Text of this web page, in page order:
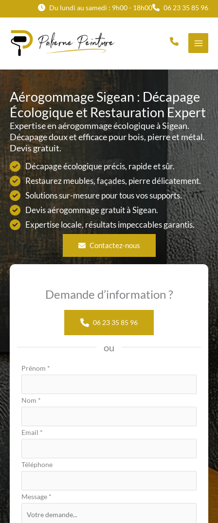
au
contenu
Du lundi au samedi : 9h00 - 18h00 06 23 35 85 96
Aérogommage Sigean : Décapage
Écologique et Restauration Expert
Expertise en aérogommage écologique à Sigean.
Décapage doux et efficace pour bois, pierre et métal.
Devis gratuit.
Décapage écologique précis, rapide et sûr.
Restaurez meubles, façades, pierre délicatement.
Solutions sur-mesure pour tous vos supports.
Devis aérogommage gratuit à Sigean.
Expertise locale, résultats impeccables garantis.
Contactez-nous
Demande d’information ?
06 23 35 85 96
ou
Formulaire
avec
téléphone
Prénom *
Nom *
Email *
Téléphone
Message *